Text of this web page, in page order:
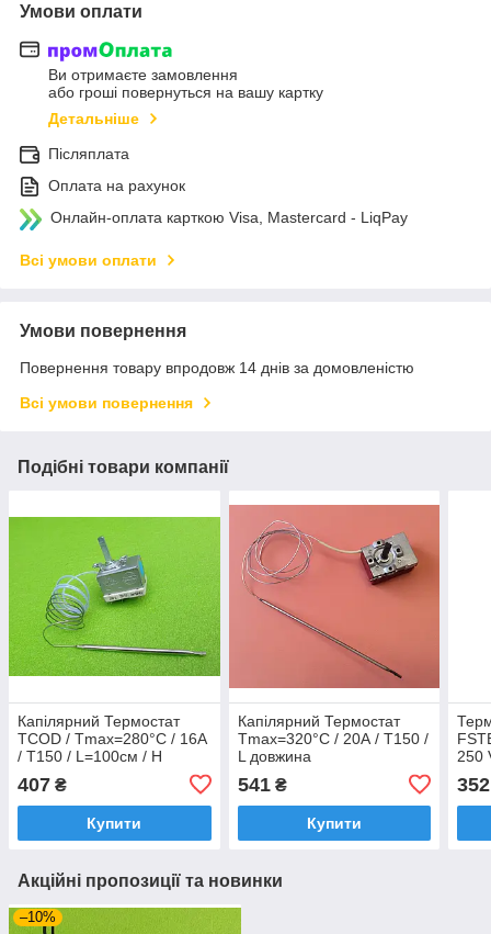
Умови оплати
Ви отримаєте замовлення
або гроші повернуться на вашу картку
Детальніше
Післяплата
Оплата на рахунок
Онлайн-оплата карткою Visa, Mastercard - LiqPay
Всі умови оплати
Умови повернення
Повернення товару впродовж 14 днів за домовленістю
Всі умови повернення
Подібні товари компанії
Капілярний Термостат
TCOD / Tmax=280°C / 16А
/ T150 / L=100см / H
контакту)
Thermowatt,Італія
407 ₴
Купити
Капілярний Термостат
Tmax=320°С / 20А / T150 /
L довжина
електродуховок (MMG SZ,
Угорщина)
541₴
Купити
250
352
Акційні пропозиції та новинки
–10%